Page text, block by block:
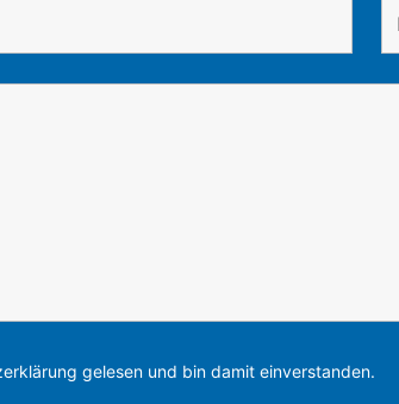
gelesen und bin damit einverstanden.